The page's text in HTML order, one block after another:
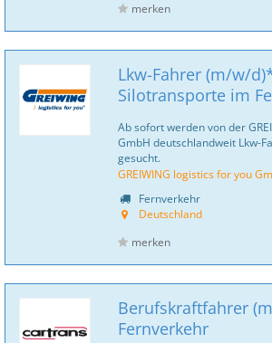
merken
Lkw-Fahrer (m/w/
Silotransporte im
Ab sofort werden von der
GmbH deutschlandweit Lkw-
gesucht.
GREIWING logistics for you
Fernverkehr
Deutschland
merken
Berufskraftfahrer
Fernverkehr